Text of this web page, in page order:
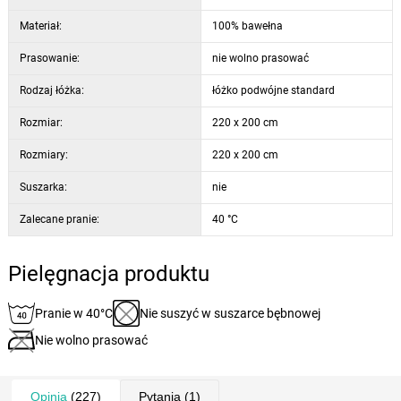
Nadaje się do materaca o wysokości do 25 cm.
Materiał: 100% bawełna
Prasowanie: nie wolno prasować
Rodzaj łóżka: łóżko podwójne standard
Rozmiar: 220 x 200 cm
Rozmiary: 220 x 200 cm
Suszarka: nie
Zalecane pranie: 40 °C
Pielęgnacja produktu
Pranie w 40°C
Nie suszyć w suszarce bębnowej
Nie wolno prasować
Opinia (227) Pytania (1)